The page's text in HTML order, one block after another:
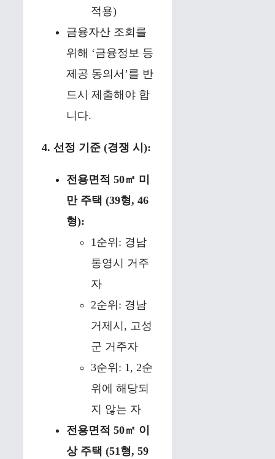
적용)
금융자산 조회를
위해 ‘금융정보 등
제공 동의서’를 반
드시 제출해야 합
니다.
4. 선정 기준 (경쟁 시):
전용면적 50㎡ 미
만 주택 (39형, 46
형):
1순위: 경남
통영시 거주
자
2순위: 경남
거제시, 고성
군 거주자
3순위: 1, 2순
위에 해당되
지 않는 자
전용면적 50㎡ 이
상 주택 (51형, 59